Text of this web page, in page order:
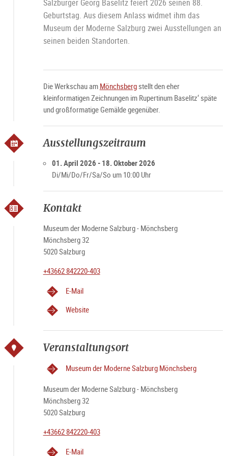
Salzburger Georg Baselitz feiert 2026 seinen 88.
Geburtstag. Aus diesem Anlass widmet ihm das
Museum der Moderne Salzburg zwei Ausstellungen an
seinen beiden Standorten.
Die Werkschau am Mönchsbergstellt den eher
kleinformatigen Zeichnungen im Rupertinum Baselitz‘ späte
und großformatige Gemälde gegenüber.
Ausstellungszeitraum
01. April 2026 - 18. Oktober 2026
Di/Mi/Do/Fr/Sa/So um 10:00 Uhr
Kontakt
Museum der Moderne Salzburg - Mönchsberg
Mönchsberg 32
5020 Salzburg
+43662 842220-403
E-Mail
Website
Veranstaltungsort
Museum der Moderne Salzburg Mönchsberg
Museum der Moderne Salzburg - Mönchsberg
Mönchsberg 32
5020 Salzburg
+43662 842220-403
E-Mail